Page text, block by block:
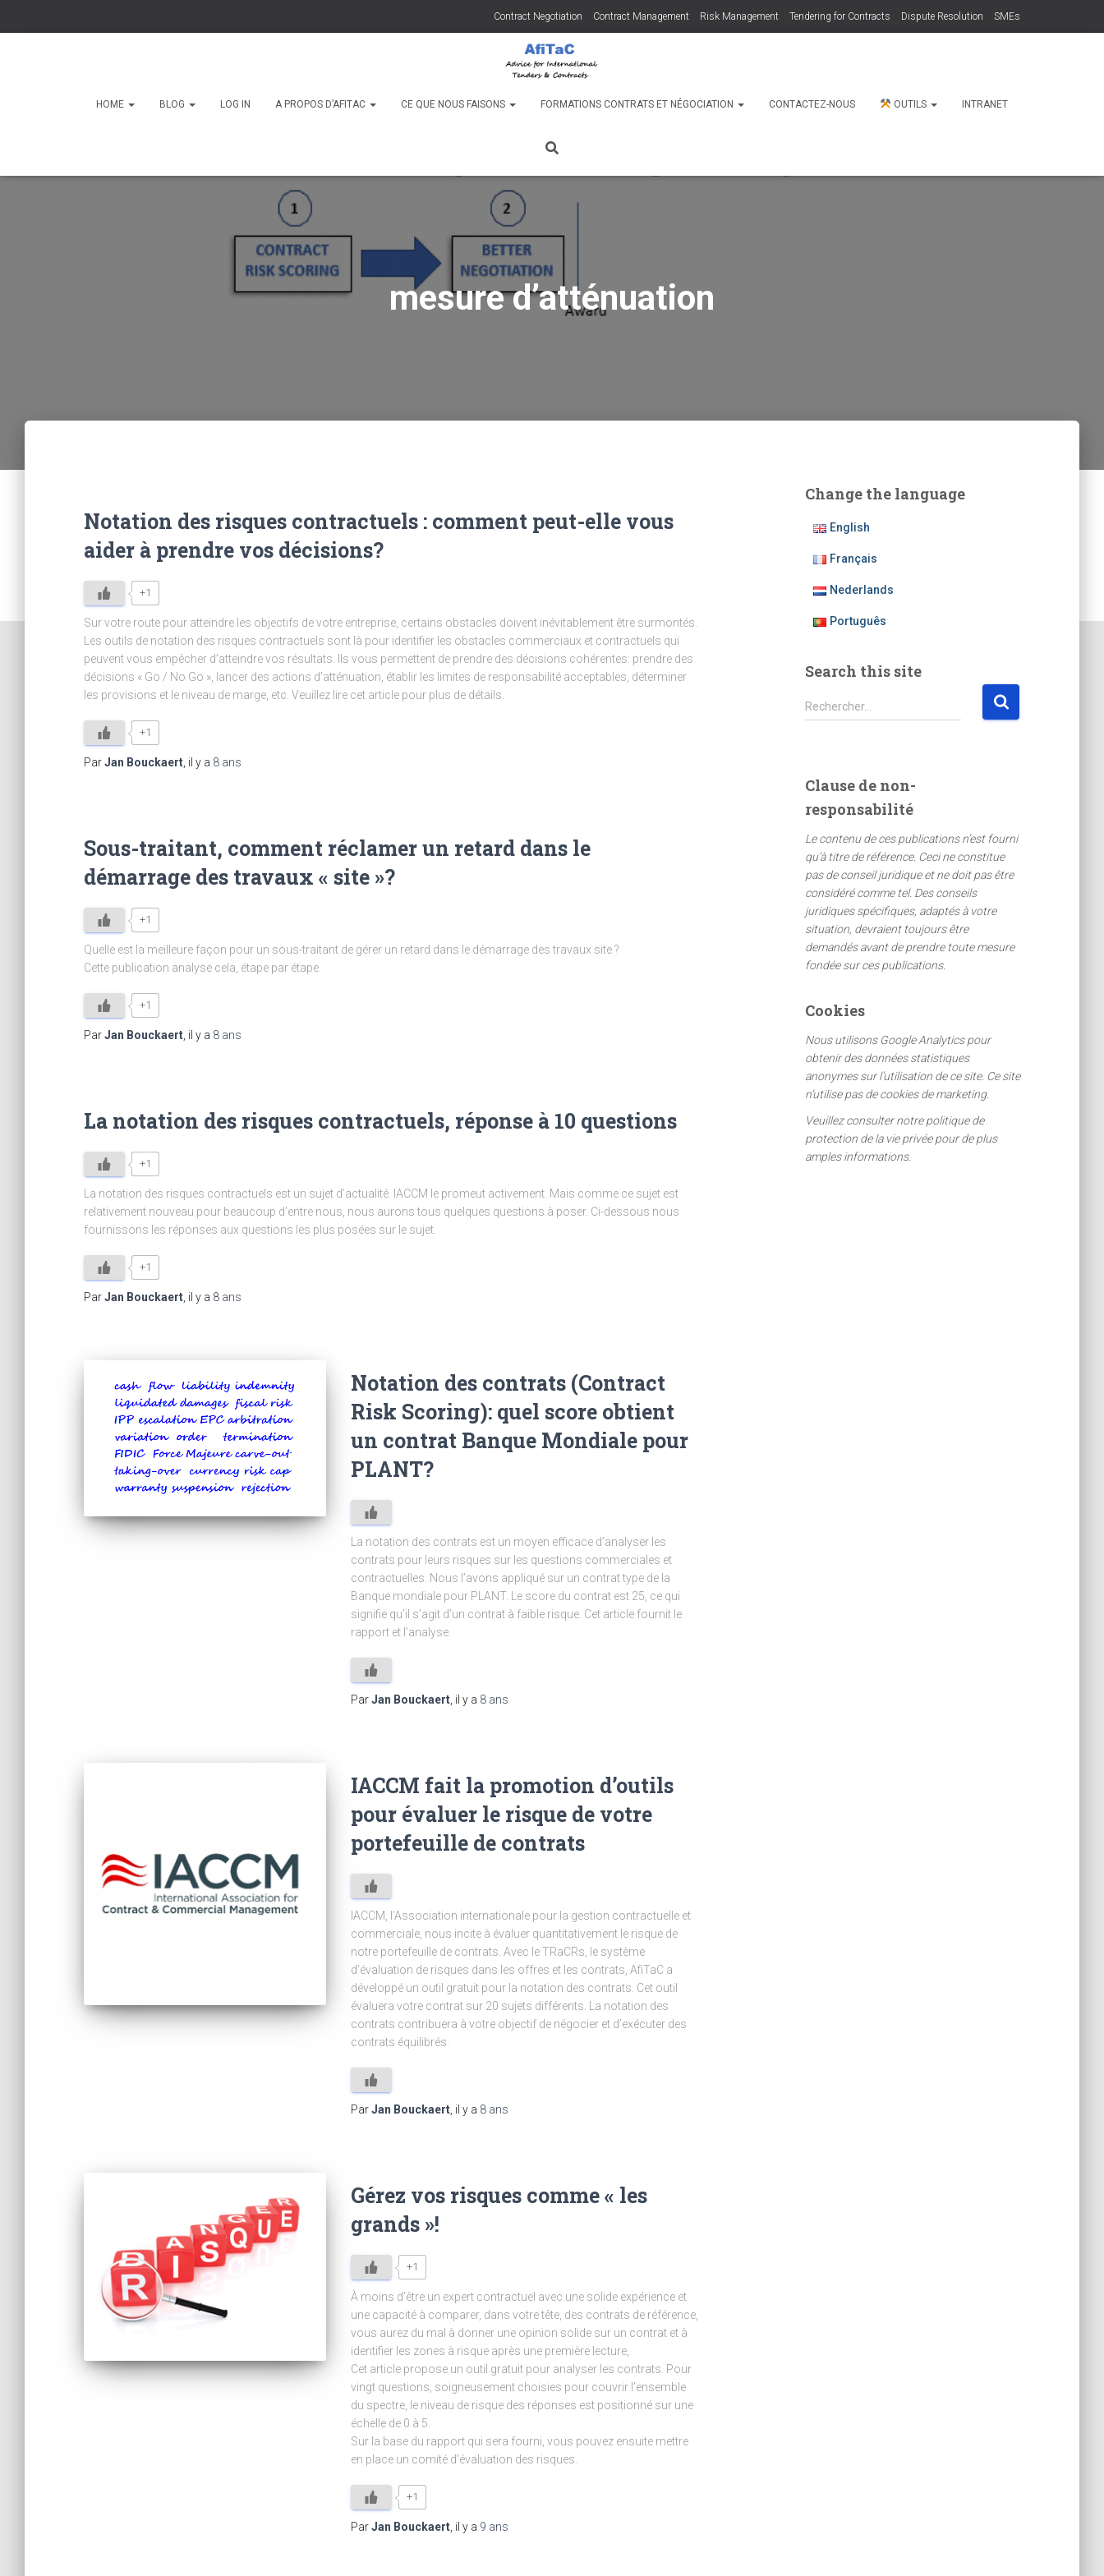
Contract Negotiation Contract Management Risk Management Tendering for Contracts Dispute Resolution SMEs
HOME BLOG LOG IN A PROPOS D’AFITAC CE QUE NOUS FAISONS FORMATIONS CONTRATS ET NÉGOCIATION CONTACTEZ-NOUS OUTILS INTRANET
mesure d’atténuation
Notation des risques contractuels : comment peut-elle vous
aider à prendre vos décisions?
+1
Sur votre route pour atteindre les objectifs de votre entreprise, certains obstacles doivent inévitablement être surmontés.
Les outils de notation des risques contractuels sont là pour identifier les obstacles commerciaux et contractuels qui
peuvent vous empêcher d’atteindre vos résultats. Ils vous permettent de prendre des décisions cohérentes: prendre des
décisions « Go / No Go », lancer des actions d’atténuation, établir les limites de responsabilité acceptables, déterminer
les provisions et le niveau de marge, etc. Veuillez lire cet article pour plus de détails.
+1
ParJan Bouckaert , il y a 8 ans
Sous-traitant, comment réclamer un retard dans le
démarrage des travaux « site »?
+1
Quelle est la meilleure façon pour un sous-traitant de gérer un retard dans le démarrage des travaux site ?
Cette publication analyse cela, étape par étape.
+1
ParJan Bouckaert , il y a 8 ans
La notation des risques contractuels, réponse à 10 questions
+1
La notation des risques contractuels est un sujet d’actualité. IACCM le promeut activement. Mais comme ce sujet est
relativement nouveau pour beaucoup d’entre nous, nous aurons tous quelques questions à poser. Ci-dessous nous
fournissons les réponses aux questions les plus posées sur le sujet.
+1
ParJan Bouckaert , il y a 8 ans
Notation des contrats (Contract
Risk Scoring): quel score obtient
un contrat Banque Mondiale pour
PLANT?
La notation des contrats est un moyen efficace d’analyser les
contrats pour leurs risques sur les questions commerciales et
contractuelles. Nous l’avons appliqué sur un contrat type de la
Banque mondiale pour PLANT. Le score du contrat est 25, ce qui
signifie qu’il s’agit d’un contrat à faible risque. Cet article fournit le
rapport et l’analyse.
ParJan Bouckaert , il y a 8 ans
IACCM fait la promotion d’outils
pour évaluer le risque de votre
portefeuille de contrats
IACCM, l’Association internationale pour la gestion contractuelle et
commerciale, nous incite à évaluer quantitativement le risque de
notre portefeuille de contrats. Avec le TRaCRs, le système
d’évaluation de risques dans les offres et les contrats, AfiTaC a
développé un outil gratuit pour la notation des contrats. Cet outil
évaluera votre contrat sur 20 sujets différents. La notation des
contrats contribuera à votre objectif de négocier et d’exécuter des
contrats équilibrés.
ParJan Bouckaert , il y a 8 ans
Gérez vos risques comme « les
grands »!
+1
À moins d’être un expert contractuel avec une solide expérience et
une capacité à comparer, dans votre tête, des contrats de référence,
vous aurez du mal à donner une opinion solide sur un contrat et à
identifier les zones à risque après une première lecture,
Cet article propose un outil gratuit pour analyser les contrats. Pour
vingt questions, soigneusement choisies pour couvrir l’ensemble
du spectre, le niveau de risque des réponses est positionné sur une
échelle de 0 à 5.
Sur la base du rapport qui sera fourni, vous pouvez ensuite mettre
en place un comité d’évaluation des risques.
+1
ParJan Bouckaert , il y a 9 ans
Change the language
English
Français
Nederlands
Português
Search this site
R
e
r
c
e
r
:
Rechercher…
Clause de non-
responsabilité
Le contenu de ces publications n’est fourni
qu’à titre de référence. Ceci ne constitue
pas de conseil juridique et ne doit pas être
considéré comme tel. Des conseils
juridiques spécifiques, adaptés à votre
situation, devraient toujours être
demandés avant de prendre toute mesure
fondée sur ces publications.
Cookies
Nous utilisons Google Analytics pour
obtenir des données statistiques
anonymes sur l’utilisation de ce site. Ce site
n’utilise pas de cookies de marketing.
Veuillez consulter notre politique de
protection de la vie privée pour de plus
amples informations.